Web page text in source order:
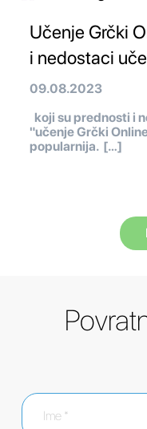
Učenje Grčki
i nedostaci
09.08.2023
koji su prednosti i
"učenje Grčki
popularnija. […]